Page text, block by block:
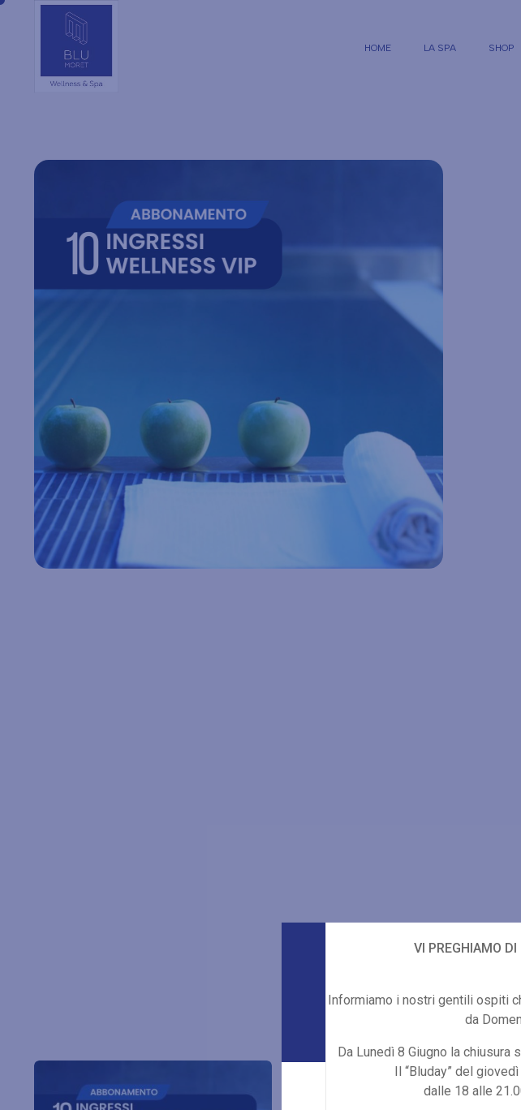
HOME LA SPA SHOP
Altre
VI PREGHIAMO
Informiamo i nostri gentili ospiti
da
Da Lunedì 8 Giugno la chiusura
Il “Bluday” del
dalle 18 alle